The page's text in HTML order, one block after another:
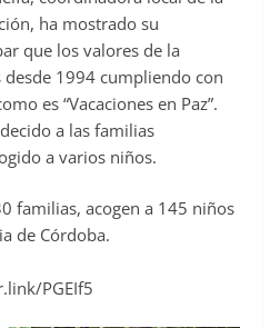
ha mostrado su
que los valores de la
1994 cumpliendo con
es “Vacaciones en Paz”.
a las familias
a varios niños.
familias, acogen a 145 niños
de Córdoba.
PGEIf5